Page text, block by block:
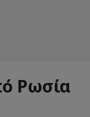
Ρωσία